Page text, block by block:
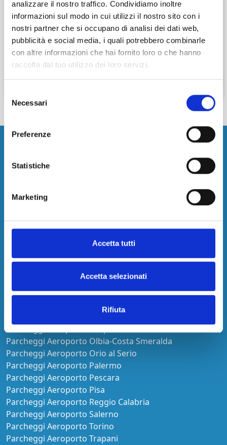
analizzare il nostro traffico. Condividiamo inoltre
informazioni sul modo in cui utilizzi il nostro sito con i
nostri partner che si occupano di analisi dei dati web,
pubblicità e social media, i quali potrebbero combinarle
con altre informazioni che hai fornito loro o che hanno
raccolto dal tuo utilizzo dei loro servizi.
delNecessari
Preferenze
Statistiche
Marketing
Accetta tutti
Accetta selezionati
Rifiuta
Al giorno Ora
Cerca
Aeroporto
Parcheggi Aeroporto Bari-Palese
Parcheggi Aeroporto Cagliari
Parcheggi Aeroporto Capodichino
Parcheggi Aeroporto Catania Fontanarossa
Parcheggi Aeroporto Ciampino
Parcheggi Aeroporto Firenze
Parcheggi Aeroporto Fiumicino
Parcheggi Aeroporto Genova
Parcheggi Aeroporto Olbia-Costa Smeralda
Parcheggi Aeroporto Orio al Serio
Parcheggi Aeroporto Palermo
Parcheggi Aeroporto Pescara
Parcheggi Aeroporto Pisa
Parcheggi Aeroporto Reggio Calabria
Parcheggi Aeroporto Salerno
Parcheggi Aeroporto Torino
Parcheggi Aeroporto Trapani